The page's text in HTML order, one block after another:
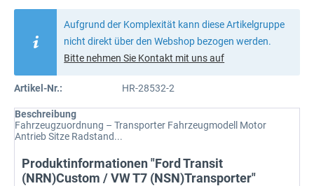
Aufgrund der Komplexität kann diese Artikelgruppe
nicht direkt über den Webshop bezogen werden.
Bitte nehmen Sie Kontakt mit uns auf
Artikel-Nr.: HR-28532-2
Beschreibung
Fahrzeugzuordnung – Transporter Fahrzeugmodell Motor
Antrieb Sitze Radstand...
Produktinformationen "Ford Transit
(NRN)Custom / VW T7 (NSN)Transporter"